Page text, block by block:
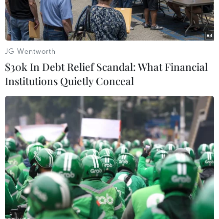
Giám thị phát giấy thi cho thí sinh tại một điểm thi ở Vĩnh Phúc.
(Ảnh minh họa: Hoàng Hùng/TTXVN)
Ngay sau khi nhận được thông tin học sinh
Phạm Minh Anh (lớp 12A3, Trường Trung học
JG Wentworth
$30k In Debt Relief Scandal: What Financial
Institutions Quietly Conceal